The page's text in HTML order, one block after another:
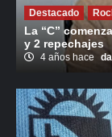
Destacado
La “C”
y 2 repechajes
4 años hace